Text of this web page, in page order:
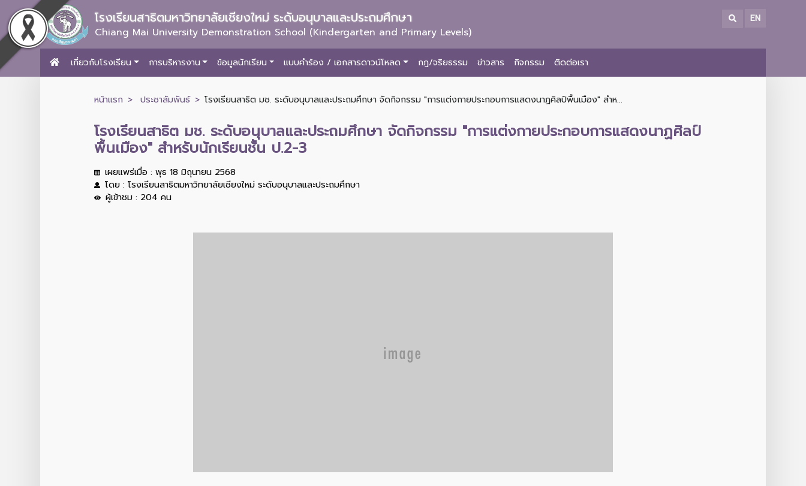
โรงเรียนสาธิตมหาวิทยาลัยเชียงใหม่ ระดับอนุบาลและประถมศึกษา
Chiang Mai University Demonstration School (Kindergarten and Primary Levels)
EN
เกี่ยวกับโรงเรียน การบริหารงาน ข้อมูลนักเรียน แบบคำร้อง / เอกสารดาวน์โหลด กฎ/จริยธรรม ข่าวสาร กิจกรรม ติดต่อเรา
หน้าแรก ประชาสัมพันธ์ โรงเรียนสาธิต มช. ระดับอนุบาลและประถมศึกษา จัดกิจกรรม "การแต่งกายประกอบการแสดงนาฏศิลป์พื้นเมือง" สำห...
โรงเรียนสาธิต มช. ระดับอนุบาลและประถมศึกษา จัดกิจกรรม "การแต่งกายประกอบการแสดงนาฏศิลป์
พื้นเมือง" สำหรับนักเรียนชั้น ป.2-3
เผยแพร่เมื่อ : พุธ 18 มิถุนายน 2568
โดย : โรงเรียนสาธิตมหาวิทยาลัยเชียงใหม่ ระดับอนุบาลและประถมศึกษา
ผู้เข้าชม : 204 คน